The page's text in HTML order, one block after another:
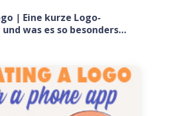
| Eine kurze Logo-
was es so besonders